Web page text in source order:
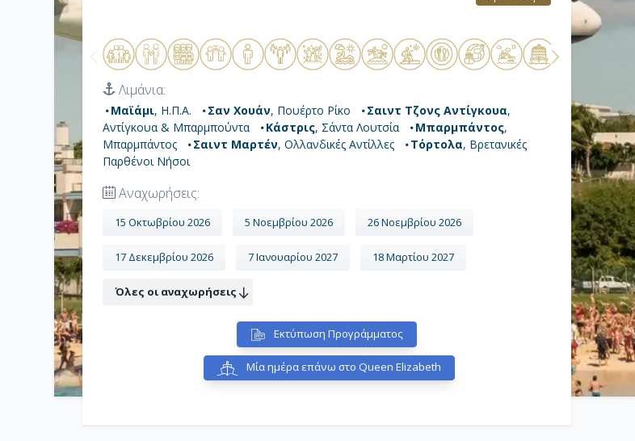
νησί Tortola, που σημαίνει «τρυγόνι» στα ισπανικά.
Λιμάνια:
Μαϊάμι, Η.Π.Α. Σαν Χουάν, Πουέρτο Ρίκο Σαιντ Τζονς Αντίγκουα,
Αντίγκουα & Μπαρμπούντα
Κάστρις, Σάντα Λουτσία Μπαρμπάντος,
Μπαρμπάντος
Σαιντ Μαρτέν, Ολλανδικές Αντίλλες Τόρτολα, Βρετανικές
Παρθένοι Νήσοι
Αναχωρήσεις:
15 Οκτωβρίου 2026 5 Νοεμβρίου 2026 26 Νοεμβρίου 2026
17 Δεκεμβρίου 2026 7 Ιανουαρίου 2027 18 Μαρτίου 2027
Όλες οι αναχωρήσεις
Εκτύπωση Προγράμματος
Μία ημέρα επάνω στο Queen Elizabeth